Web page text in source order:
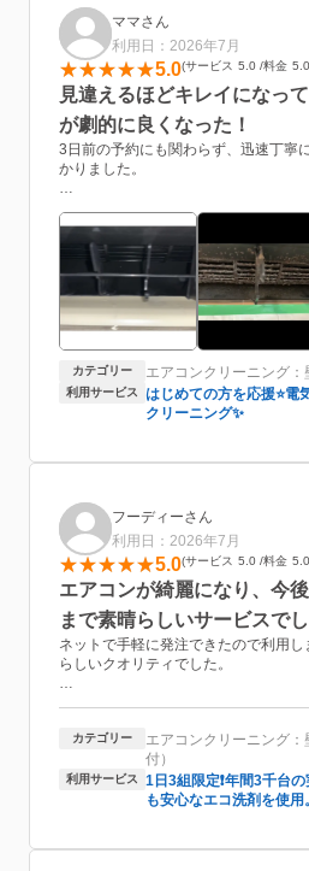
ママさん
利用日：2026年7月
5.0 サービス 5.0 料金 5.0
見違えるほどキレイになっ
が劇的に良くなった！
3日前の予約にも関わらず、迅速丁寧
かりました。
４〜5年エアコンクリーニングができ
悪いと感じての依頼でした。
古い機種でしたが、丁寧にお掃除い
だったのですが今回初めてドレーン
していただきました。
テキパキ丁寧なお仕事でスッキリキ
水洗いに使ったお風呂場の排水まで
き、汚水を流したトイレの掃除もサ
足の依頼となりました。
肝心のエアコンの効きですが、クリ
た。
カテゴリー エアコンクリーニング：
利用サービス
はじめての方を応援⭐️電
クリーニング✨
フーディーさん
利用日：2026年7月
5.0 サービス 5.0 料金 5.0
エアコンが綺麗になり、今
まで素晴らしいサービスで
ネットで手軽に発注できたので利用
らしいクオリティでした。
作業は非常に手際よく丁寧で、気に
なく、洗浄前と洗浄後のビフォーア
てくださったので、効果が目に見え
ありました。
カテゴリー
エアコンクリーニング
付）
利用サービス
1日3組限定❗️年間3千台
も安心なエコ洗剤を使用。